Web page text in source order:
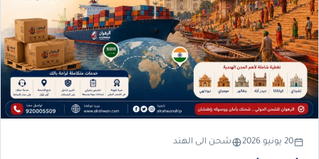
20 يونيو 2026 شحن الى الهند